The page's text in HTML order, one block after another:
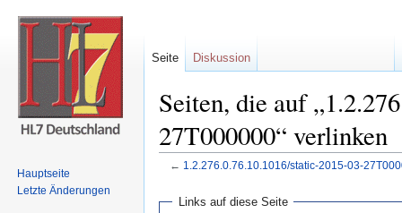
Seiten, die auf
27T000000“ verlinken
← 1.2.276.0.76.10.1016/static-2015-03-
Links auf diese Seite
Seite Diskussion
Hauptseite
Letzte Änderungen